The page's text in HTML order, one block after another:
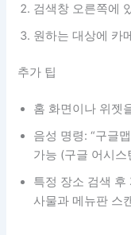
검색창 오른쪽에
원하는 대상에 카
추가 팁
홈 화면이나 위젯
음성 명령: “구글
가능 (구글 어시스
특정 장소 검색 후
사물과 메뉴판 스